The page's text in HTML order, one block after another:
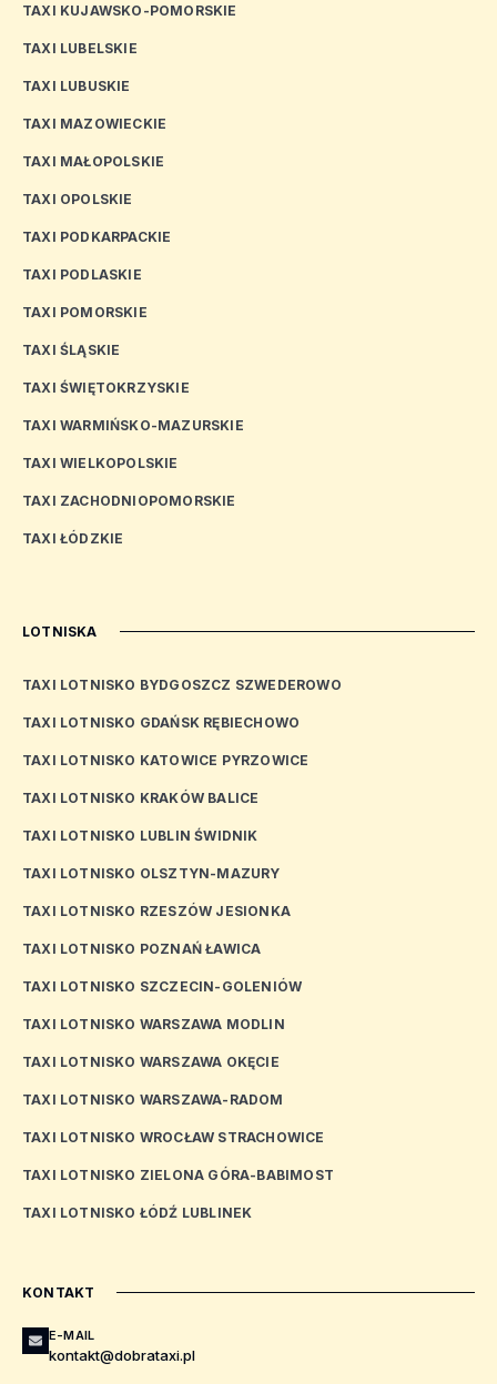
TAXI KUJAWSKO-POMORSKIE
TAXI LUBELSKIE
TAXI LUBUSKIE
TAXI MAZOWIECKIE
TAXI MAŁOPOLSKIE
TAXI OPOLSKIE
TAXI PODKARPACKIE
TAXI PODLASKIE
TAXI POMORSKIE
TAXI ŚLĄSKIE
TAXI ŚWIĘTOKRZYSKIE
TAXI WARMIŃSKO-MAZURSKIE
TAXI WIELKOPOLSKIE
TAXI ZACHODNIOPOMORSKIE
TAXI ŁÓDZKIE
LOTNISKA
TAXI LOTNISKO BYDGOSZCZ SZWEDEROWO
TAXI LOTNISKO GDAŃSK RĘBIECHOWO
TAXI LOTNISKO KATOWICE PYRZOWICE
TAXI LOTNISKO KRAKÓW BALICE
TAXI LOTNISKO LUBLIN ŚWIDNIK
TAXI LOTNISKO OLSZTYN-MAZURY
TAXI LOTNISKO RZESZÓW JESIONKA
TAXI LOTNISKO POZNAŃ ŁAWICA
TAXI LOTNISKO SZCZECIN-GOLENIÓW
TAXI LOTNISKO WARSZAWA MODLIN
TAXI LOTNISKO WARSZAWA OKĘCIE
TAXI LOTNISKO WARSZAWA-RADOM
TAXI LOTNISKO WROCŁAW STRACHOWICE
TAXI LOTNISKO ZIELONA GÓRA-BABIMOST
TAXI LOTNISKO ŁÓDŹ LUBLINEK
KONTAKT
E-MAIL
kontakt@dobrataxi.pl